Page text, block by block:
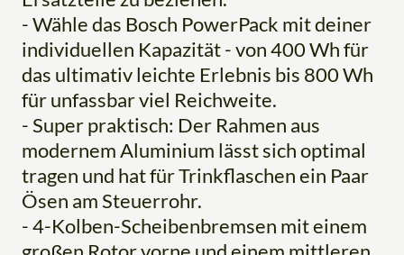
- Wähle das Bosch PowerPack mit deiner
individuellen Kapazität - von 400 Wh für
das ultimativ leichte Erlebnis bis 800 Wh
für unfassbar viel Reichweite.
- Super praktisch: Der Rahmen aus
modernem Aluminium lässt sich optimal
tragen und hat für Trinkflaschen ein Paar
Ösen am Steuerrohr.
- 4-Kolben-Scheibenbremsen mit einem